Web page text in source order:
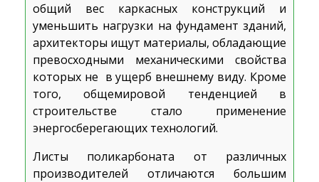
общий вес каркасных конструкций и
уменьшить нагрузки на фундамент зданий,
архитекторы ищут материалы, обладающие
превосходными механическими свойства
которых не в ущерб внешнему виду. Кроме
того, общемировой тенденцией в
строительстве стало применение
энергосберегающих технологий.
Листы поликарбоната от различных
производителей отличаются большим